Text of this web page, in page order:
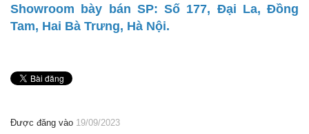
Showroom bày bán SP: Số 177, Đại La, Đồng
Tam, Hai Bà Trưng, Hà Nội.
Được đăng vào 19/09/2023